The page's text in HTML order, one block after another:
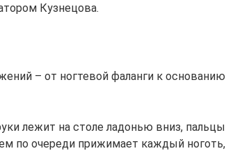
Кузнецова.
– от ногтевой фаланги к основанию
лежит на столе ладонью вниз, пальцы
по очереди прижимает каждый ноготь,